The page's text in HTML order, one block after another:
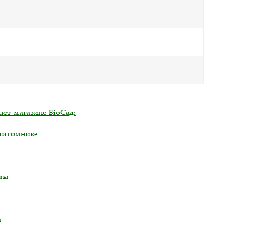
магазине BioСад: